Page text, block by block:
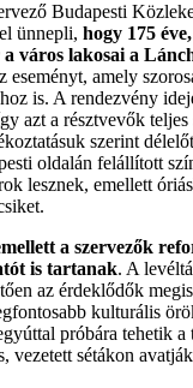
Budapesti
ünnepli, hogy 175
város lakosai a
eseményt, amely
is. A rendezvény
azt a résztvevők teljes
szerint
oldalán felállított
lesznek, emellett
a szervezők
is tartanak. A
az érdeklődők
kulturális
próbára tehetik
vezetett sétákon